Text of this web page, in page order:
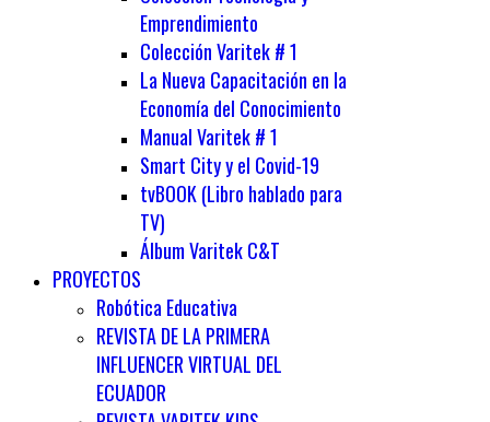
Emprendimiento
Colección Varitek # 1
La Nueva Capacitación en la
Economía del Conocimiento
Manual Varitek # 1
Smart City y el Covid-19
tvBOOK (Libro hablado para
TV)
Álbum Varitek C&T
PROYECTOS
Robótica Educativa
REVISTA DE LA PRIMERA
INFLUENCER VIRTUAL DEL
ECUADOR